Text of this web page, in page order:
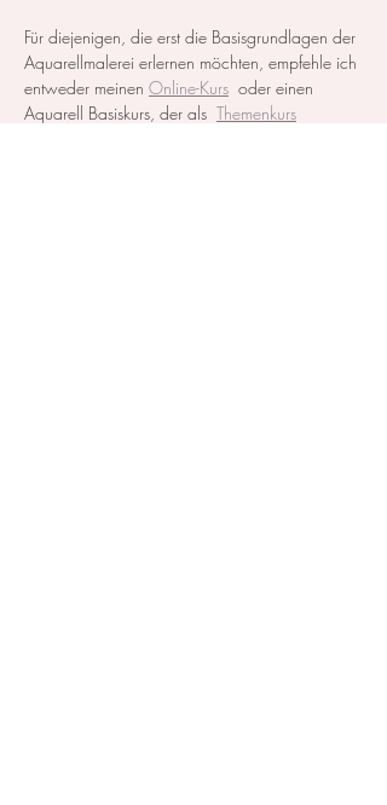
Für diejenigen, die erst die Basisgrundlagen der
Aquarellmalerei erlernen möchten, empfehle ich
entweder meinen Online-Kurs oder einen
Aquarell Basiskurs, der als Themenkurs